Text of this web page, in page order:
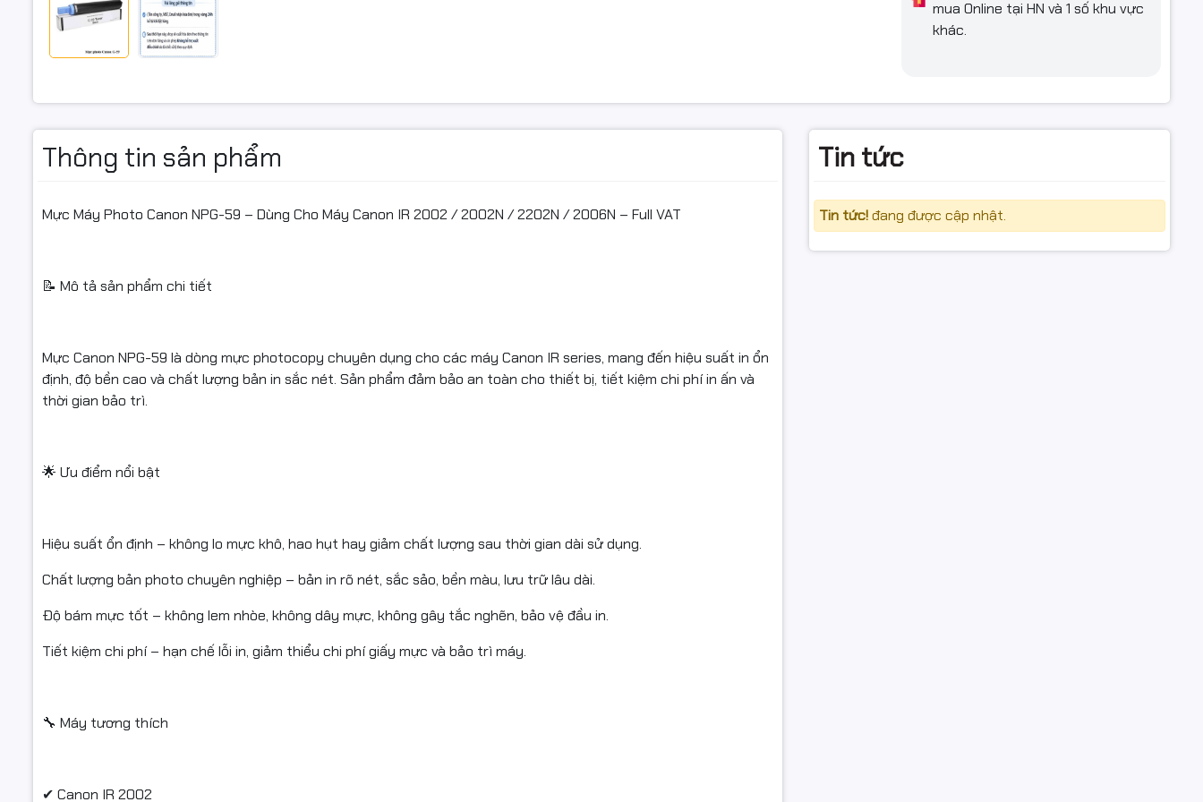
mua Online tại HN và 1 số khu vực
khác.
Thông tin sản phẩm
Mực Máy Photo Canon NPG-59 – Dùng Cho Máy Canon IR 2002 / 2002N / 2202N / 2006N – Full VAT
📝 Mô tả sản phẩm chi tiết
Mực Canon NPG-59 là dòng mực photocopy chuyên dụng cho các máy Canon IR series, mang đến hiệu suất in ổn
định, độ bền cao và chất lượng bản in sắc nét. Sản phẩm đảm bảo an toàn cho thiết bị, tiết kiệm chi phí in ấn và
thời gian bảo trì.
🌟 Ưu điểm nổi bật
Hiệu suất ổn định – không lo mực khô, hao hụt hay giảm chất lượng sau thời gian dài sử dụng.
Chất lượng bản photo chuyên nghiệp – bản in rõ nét, sắc sảo, bền màu, lưu trữ lâu dài.
Độ bám mực tốt – không lem nhòe, không dây mực, không gây tắc nghẽn, bảo vệ đầu in.
Tiết kiệm chi phí – hạn chế lỗi in, giảm thiểu chi phí giấy mực và bảo trì máy.
🔧 Máy tương thích
✔ Canon IR 2002
Tin tức
Tin tức!đang được cập nhật.
Độ bám mực tốt – không lem nhòe, không dây mực, không gây tắc nghẽn, bảo vệ
✔ Canon IR 2202N
Hàng mới 100%, nguyên tem, nguyên hộp
Có xuất hóa đơn VAT đầy đủ
Bảo hành theo tiêu chuẩn hãng
Giao hàng toàn quốc, đóng gói cẩn thận